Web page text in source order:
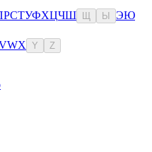
РСТУФХЦЧШ Ы ЭЮ
WX Y Z